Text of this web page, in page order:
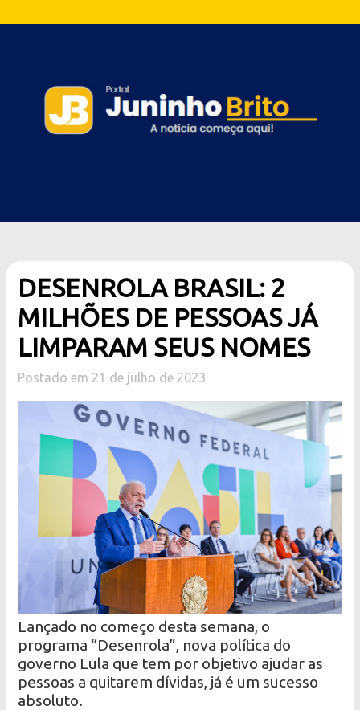
DESENROLA BRASIL: 2
MILHÕES DE PESSOAS JÁ
LIMPARAM SEUS NOMES
Postado em 21 de julho de 2023
Lançado no começo desta semana, o
programa “Desenrola”, nova política do
governo Lula que tem por objetivo ajudar as
pessoas a quitarem dívidas, já é um sucesso
absoluto.